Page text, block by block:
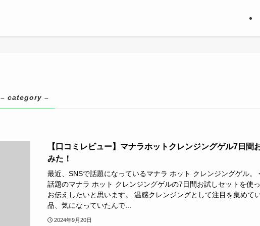
– category –
【口コミレビュー】マナラホットクレンジングゲル7日間
みた！
最近、SNSで話題になっているマナラ ホット クレンジングゲル。
話題のマナラ ホット クレンジングゲルの7日間お試しセットを使
お伝えしたいと思います。 温感クレンジングとして注目を集めて
品、気になっていたんで...
2024年9月20日